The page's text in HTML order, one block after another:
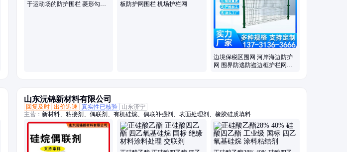
于运动场的防护围栏 菱形勾花
板防护网围栏 机场护栏网
边境保税区围网 河岸海边防护
网 围界防逃防盗边框护栏网厂
山东沅锦新材料有限公司
回复及时 出价迅速 真实性已核验
山东济宁
主营： 新材料、粘接剂、偶联剂、有机硅烷、偶联补强剂、表面处理剂、橡胶硅质填料